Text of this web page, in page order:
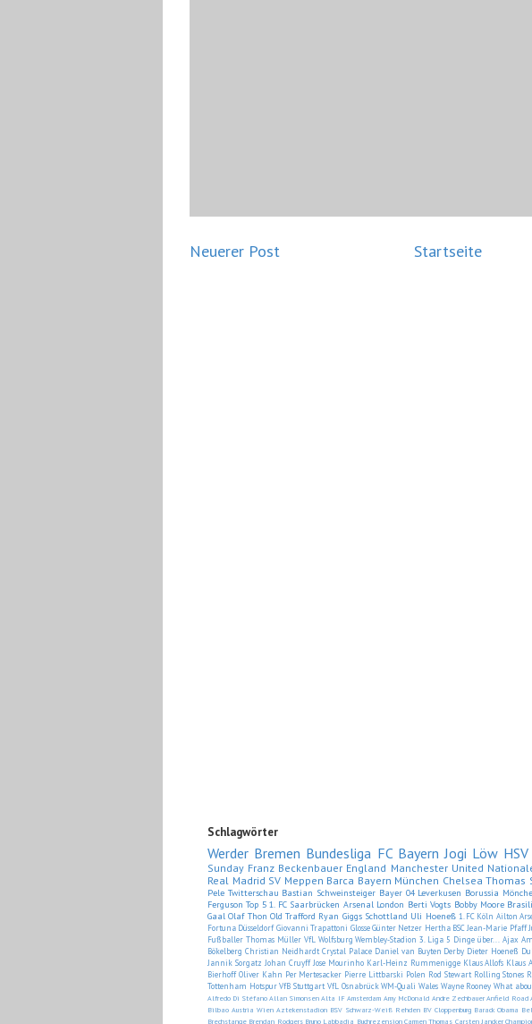
Neuerer Post Startseite
Schlagwörter
Werder Bremen Bundesliga FC Bayern Jogi Löw HSV
Sunday Franz Beckenbauer England Manchester United
Real Madrid SV Meppen Barca Bayern München Chelsea Thomas
Pele Twitterschau Bastian Schweinsteiger Bayer 04 Leverkusen Borussia
Ferguson Top 5 1. FC Saarbrücken Arsenal London Berti Vogts Bobby Moore
Gaal Olaf Thon Old Trafford Ryan Giggs Schottland Uli Hoeneß 1. FC Köln Ailton
Fortuna Düsseldorf Giovanni Trapattoni Glosse Günter Netzer Hertha BSC Jean-Marie Pfaff
Fußballer Thomas Müller VfL Wolfsburg Wembley-Stadion 3. Liga 5 Dinge über... Ajax
Bökelberg Christian Neidhardt Crystal Palace Daniel van Buyten Derby Dieter Hoeneß
Jannik Sorgatz Johan Cruyff Jose Mourinho Karl-Heinz Rummenigge Klaus Allofs Klaus
Bierhoff Oliver Kahn Per Mertesacker Pierre Littbarski Polen Rod Stewart Rolling Stones
Tottenham Hotspur VfB Stuttgart VfL Osnabrück WM-Quali Wales Wayne Rooney What
Alfredo Di Stéfano Allan Simonsen Alta IF Amsterdam Amy McDonald Andre Zechbauer Anfield Road
Bilbao Austria Wien Aztekenstadion BSV Schwarz-Weiß Rehden BV Cloppenburg Barack Obama
Brechstange Brendan Rodgers Bruno Labbadia Buchrezension Carmen Thomas Carsten Jancker